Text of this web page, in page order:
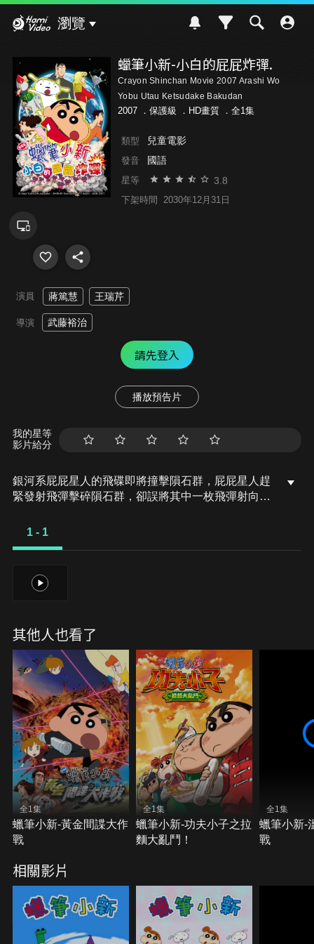
瀏覽
蠟筆小新-小白的屁屁炸彈.
Crayon Shinchan Movie 2007 Arashi Wo
Yobu Utau Ketsudake Bakudan
2007 ． 保護級 ．HD畫質 ．全1集
類型 兒童電影
發音 國語
星等 3.8
下架時間 2030年12月31日
演員 蔣篤慧 王瑞芹
導演 武藤裕治
請先登入
播放預告片
我的星等
影片給分
銀河系屁屁星人的飛碟即將撞擊隕石群，屁屁星人趕
緊發射飛彈擊碎隕石群，卻誤將其中一枚飛彈射向地
上不明物體，正是屁屁星人不小心射向地球的炸彈，
1 - 1
1
其他人也看了
全1集
蠟筆小新-黃金間諜大作
戰
全1集
蠟筆小新-功夫小子之拉
麵大亂鬥！
全1集
蠟筆小新-
戰
相關影片